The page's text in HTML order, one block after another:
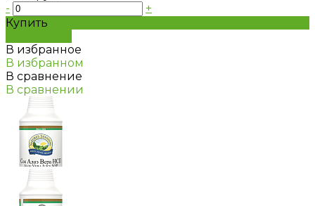
-
+
Купить
В избранное
В избранном
В сравнение
В сравнении